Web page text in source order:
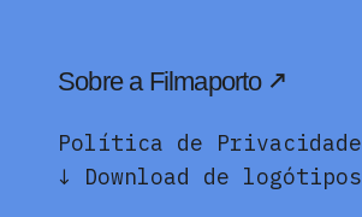
Sobre a Filmaporto
Política de Privacidade
↓ Download de logótipos